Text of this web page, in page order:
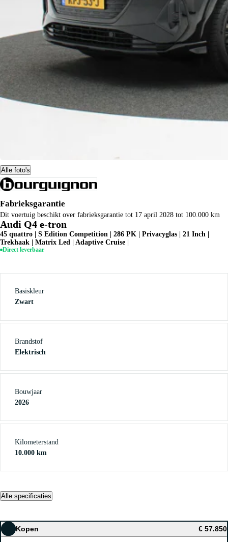
Alle foto's
Fabrieksgarantie
Dit voertuig beschikt over fabrieksgarantie tot 17 april 2028 tot 100.000 km
Audi Q4 e-tron
45 quattro | S Edition Competition | 286 PK | Privacyglas | 21 Inch |
Trekhaak | Matrix Led | Adaptive Cruise |
Direct leverbaar
Basiskleur
Zwart
Brandstof
Elektrisch
Bouwjaar
2026
Kilometerstand
10.000 km
Alle specificaties
Kopen € 57.850